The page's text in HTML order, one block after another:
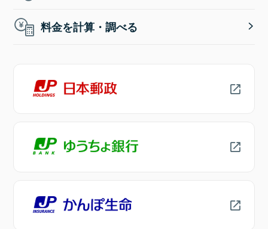
料金を計算・調べる